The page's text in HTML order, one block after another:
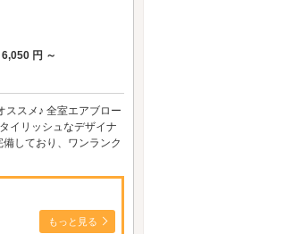
6,050 円 ～
ススメ♪ 全室エアブロー
イリッシュなデザイナ
しており、ワンランク
もっと見る